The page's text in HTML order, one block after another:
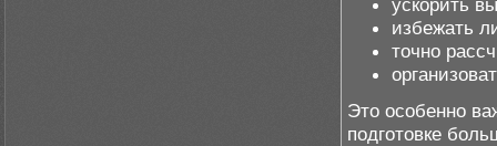
избежать
точно
Это особенно
подготовке